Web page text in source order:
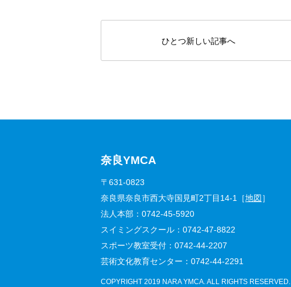
ひとつ新しい記事へ
奈良YMCA
〒631-0823
奈良県奈良市西大寺国見町2丁目14-1［地図 ］
法人本部： 0742-45-5920
スイミングスクール： 0742-47-8822
スポーツ教室受付： 0742-44-2207
芸術文化教育センター： 0742-44-2291
COPYRIGHT 2019 NARA YMCA. ALL RIGHTS RESERVED.